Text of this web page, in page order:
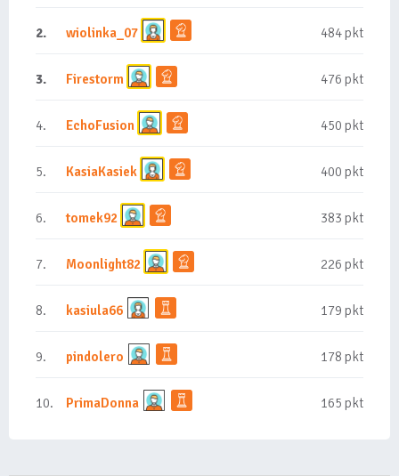
2. wiolinka_07 484 pkt
3. Firestorm 476 pkt
4. EchoFusion 450 pkt
5. KasiaKasiek 400 pkt
6. tomek92 383 pkt
7. Moonlight82 226 pkt
8. kasiula66 179 pkt
9. pindolero 178 pkt
10. PrimaDonna 165 pkt